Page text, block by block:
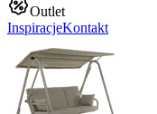
Outlet
InspiracjeKontakt